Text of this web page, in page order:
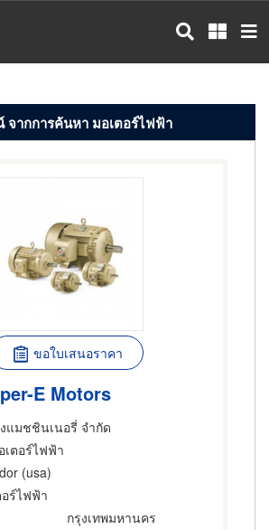
ากการค้นหา มอเตอร์ไฟฟ้า
ขอใบเสนอราคา
E Motors
แมชชินเนอรี่ จำกัด
เตอร์ไฟฟ้า
(usa)
อร์ไฟฟ้า
กรุงเทพมหานคร